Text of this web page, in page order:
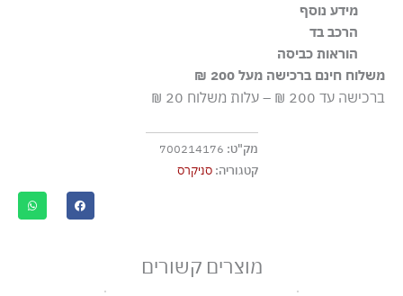
מידע נוסף
סגירת שרוכים, סוליית גומי כוס, לשונית אחיזה
הרכב בד
100% עור
הוראות כביסה
אסור בשטיפה
משלוח חינם ברכישה מעל 200 ₪
ברכישה עד 200 ₪ – עלות משלוח 20 ₪
מק"ט: 700214176
קטגוריה:סניקרס
מוצרים קשורים